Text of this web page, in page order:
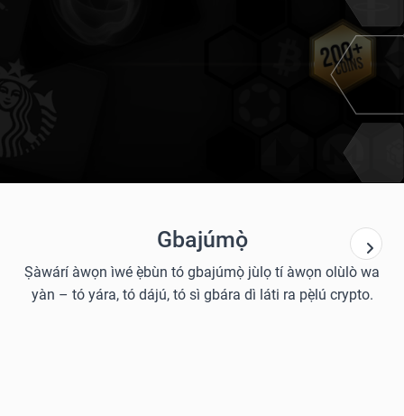
Gbajúmọ̀
Ṣàwárí àwọn ìwé ẹ̀bùn tó gbajúmọ̀ jùlọ tí àwọn olùlò wa
yàn – tó yára, tó dájú, tó sì gbára dì láti ra pẹ̀lú crypto.